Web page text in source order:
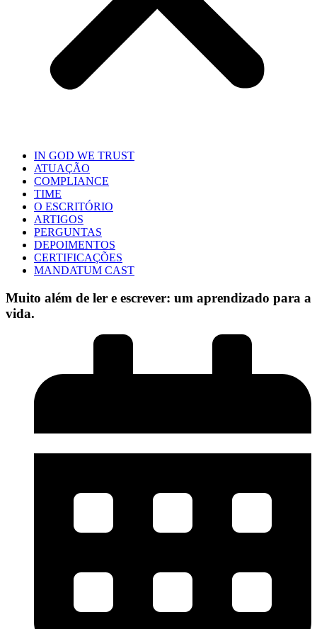
IN GOD WE TRUST
ATUAÇÃO
COMPLIANCE
TIME
O ESCRITÓRIO
ARTIGOS
PERGUNTAS
DEPOIMENTOS
CERTIFICAÇÕES
MANDATUM CAST
Muito além de ler e escrever: um aprendizado para a
vida.